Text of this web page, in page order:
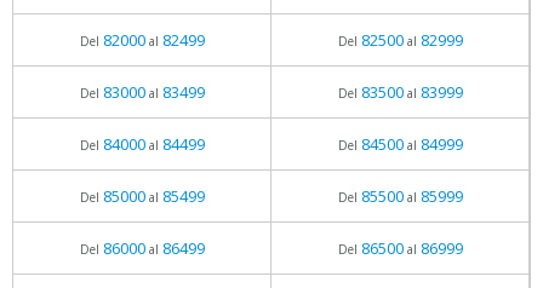
Del 82000al 82499 Del 82500al 82999
Del 83000al 83499 Del 83500al 83999
Del 84000al 84499 Del 84500al 84999
Del 85000al 85499 Del 85500al 85999
Del 86000al 86499 Del 86500al 86999